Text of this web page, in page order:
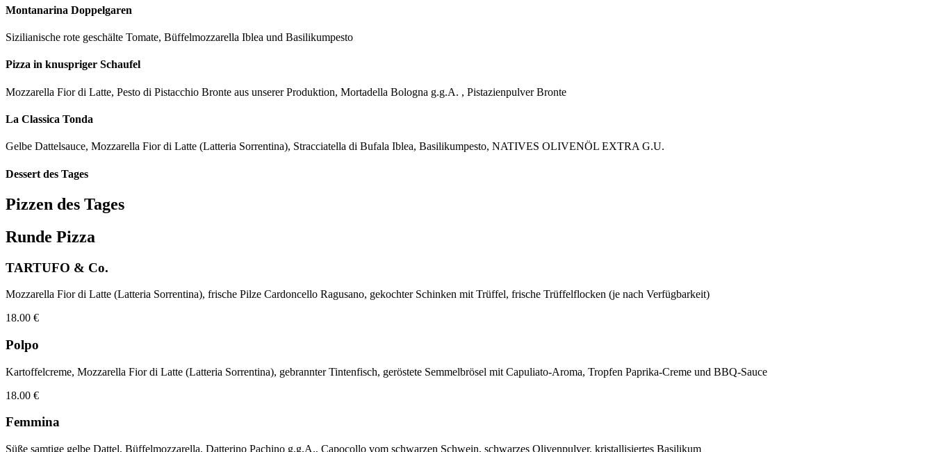
Montanarina Doppelgaren
Sizilianische rote geschälte Tomate, Büffelmozzarella Iblea und Basilikumpesto
Pizza in knuspriger Schaufel
Mozzarella Fior di Latte, Pesto di Pistacchio Bronte aus unserer Produktion, Mortadella Bologna g.g.A. , Pistazienpulver Bronte
La Classica Tonda
Gelbe Dattelsauce, Mozzarella Fior di Latte (Latteria Sorrentina), Stracciatella di Bufala Iblea, Basilikumpesto, NATIVES OLIVENÖL EXTRA G.U.
Dessert des Tages
Pizzen des Tages
Runde Pizza
TARTUFO & Co.
Mozzarella Fior di Latte (Latteria Sorrentina), frische Pilze Cardoncello Ragusano, gekochter Schinken mit Trüffel, frische Trüffelflocken (je nach Verfügbarkeit)
18.00 €
Polpo
Kartoffelcreme, Mozzarella Fior di Latte (Latteria Sorrentina), gebrannter Tintenfisch, geröstete Semmelbrösel mit Capuliato-Aroma, Tropfen Paprika-Creme und BBQ-Sauce
18.00 €
Femmina
Süße samtige gelbe Dattel, Büffelmozzarella, Datterino Pachino g.g.A., Capocollo vom schwarzen Schwein, schwarzes Olivenpulver, kristallisiertes Basilikum